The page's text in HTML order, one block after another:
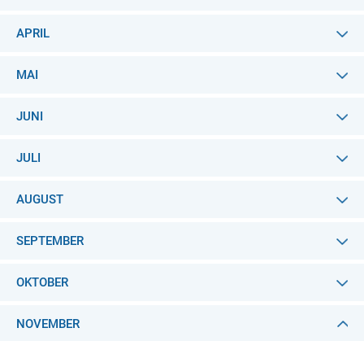
APRIL
MAI
JUNI
JULI
AUGUST
SEPTEMBER
OKTOBER
NOVEMBER